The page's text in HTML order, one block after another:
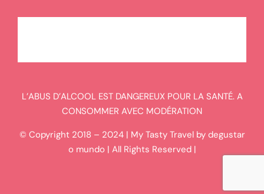
L’ABUS D’ALCOOL EST DANGEREUX POUR LA SANTÉ. A
CONSOMMER AVEC MODÉRATION
© Copyright 2018 – 2024 | My Tasty Travel by degustar
o mundo | All Rights Reserved |